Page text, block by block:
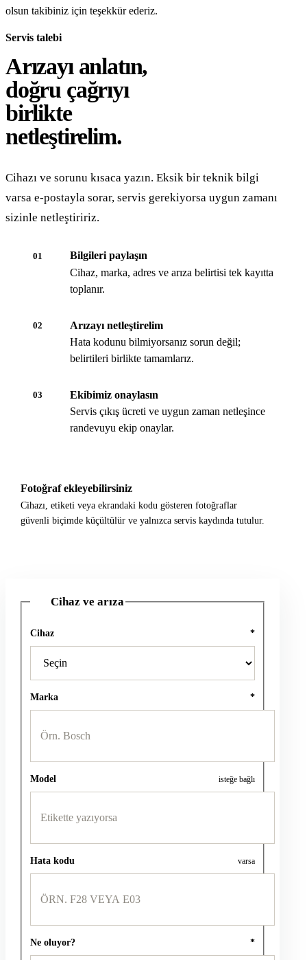
olsun takibiniz için teşekkür ederiz.
Servis talebi
Arızayı anlatın,
doğru çağrıyı
birlikte
netleştirelim.
Cihazı ve sorunu kısaca yazın. Eksik bir teknik bilgi
varsa e-postayla sorar, servis gerekiyorsa uygun zamanı
sizinle netleştiririz.
01
Bilgileri paylaşın
Cihaz, marka, adres ve arıza belirtisi tek kayıtta
toplanır.
02
Arızayı netleştirelim
Hata kodunu bilmiyorsanız sorun değil;
belirtileri birlikte tamamlarız.
03
Ekibimiz onaylasın
Servis çıkış ücreti ve uygun zaman netleşince
randevuyu ekip onaylar.
Fotoğraf ekleyebilirsiniz
Cihazı, etiketi veya ekrandaki kodu gösteren fotoğraflar
güvenli biçimde küçültülür ve yalnızca servis kaydında tutulur.
Cihaz ve arıza
Cihaz *
Marka *
Model isteğe bağlı
Hata kodu varsa
Ne oluyor? *